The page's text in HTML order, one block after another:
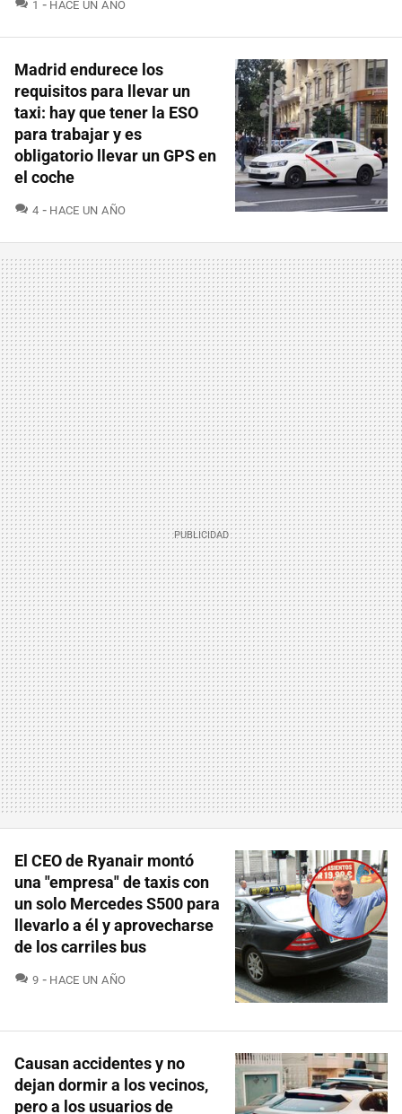
1 HACE UN AÑO
Madrid endurece los
requisitos para llevar un
taxi: hay que tener la ESO
para trabajar y es
obligatorio llevar un GPS en
el coche
4 COMENTARIOS
HACE UN AÑO
El CEO de Ryanair montó
una "empresa" de taxis con
un solo Mercedes S500 para
llevarlo a él y aprovecharse
de los carriles bus
9 COMENTARIOS
HACE UN AÑO
Causan accidentes y no
dejan dormir a los vecinos,
pero a los usuarios de